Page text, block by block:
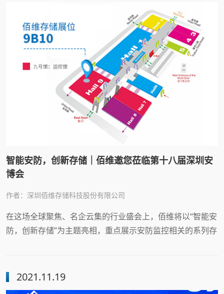
智能安防，创新存储｜佰维邀您莅临第十八届深圳安
博会
作者：深圳佰维存储科技股份有限公司
在这场全球聚焦、名企云集的行业盛会上，佰维将以“智能安
防，创新存储”为主题亮相，重点展示安防监控相关的系列存
2021.11.19